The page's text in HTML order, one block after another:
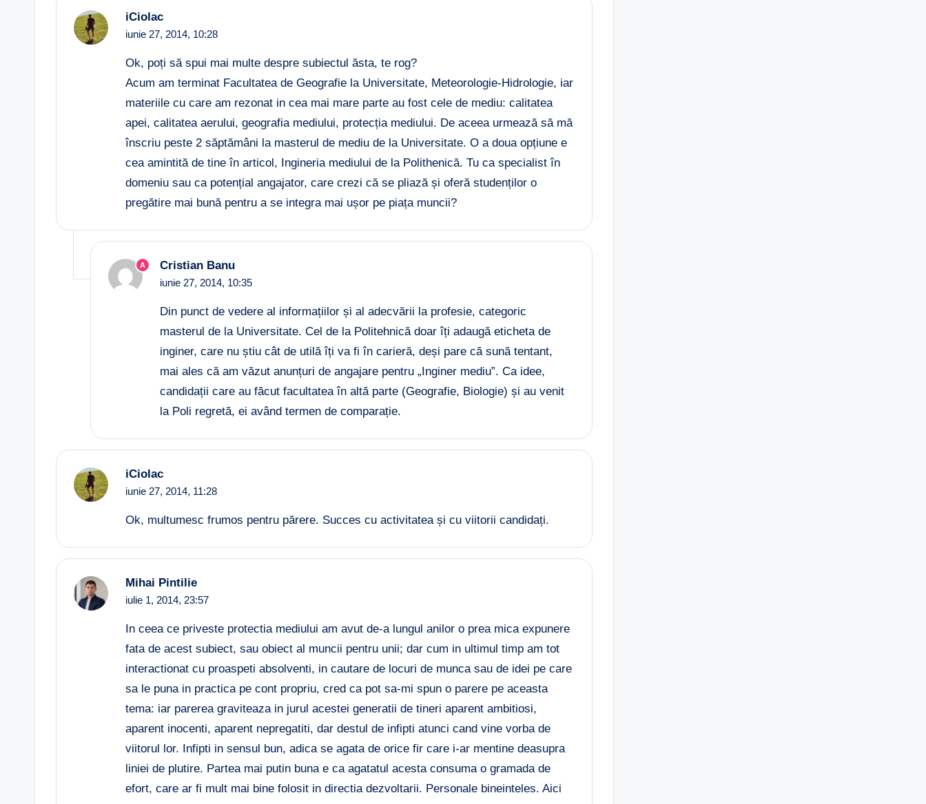
iCiolac
iunie 27, 2014, 10:28
Ok, poți să spui mai multe despre subiectul ăsta, te rog?
Acum am terminat Facultatea de Geografie la Universitate, Meteorologie-Hidrologie, iar
materiile cu care am rezonat in cea mai mare parte au fost cele de mediu: calitatea
apei, calitatea aerului, geografia mediului, protecția mediului. De aceea urmează să mă
înscriu peste 2 săptămâni la masterul de mediu de la Universitate. O a doua opțiune e
cea amintită de tine în articol, Ingineria mediului de la Polithenică. Tu ca specialist în
domeniu sau ca potențial angajator, care crezi că se pliază și oferă studenților o
pregătire mai bună pentru a se integra mai ușor pe piața muncii?
A Cristian Banu
iunie 27, 2014, 10:35
Din punct de vedere al informațiilor și al adecvării la profesie, categoric
masterul de la Universitate. Cel de la Politehnică doar îți adaugă eticheta de
inginer, care nu știu cât de utilă îți va fi în carieră, deși pare că sună tentant,
mai ales că am văzut anunțuri de angajare pentru „Inginer mediu”. Ca idee,
candidații care au făcut facultatea în altă parte (Geografie, Biologie) și au venit
la Poli regretă, ei având termen de comparație.
iCiolac
iunie 27, 2014, 11:28
Ok, multumesc frumos pentru părere. Succes cu activitatea și cu viitorii candidați.
Mihai Pintilie
iulie 1, 2014, 23:57
In ceea ce priveste protectia mediului am avut de-a lungul anilor o prea mica expunere
fata de acest subiect, sau obiect al muncii pentru unii; dar cum in ultimul timp am tot
interactionat cu proaspeti absolventi, in cautare de locuri de munca sau de idei pe care
sa le puna in practica pe cont propriu, cred ca pot sa-mi spun o parere pe aceasta
tema: iar parerea graviteaza in jurul acestei generatii de tineri aparent ambitiosi,
aparent inocenti, aparent nepregatiti, dar destul de infipti atunci cand vine vorba de
viitorul lor. Infipti in sensul bun, adica se agata de orice fir care i-ar mentine deasupra
liniei de plutire. Partea mai putin buna e ca agatatul acesta consuma o gramada de
efort, care ar fi mult mai bine folosit in directia dezvoltarii. Personale bineinteles. Aici